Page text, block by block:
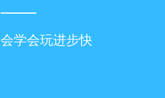
会学会玩进步快